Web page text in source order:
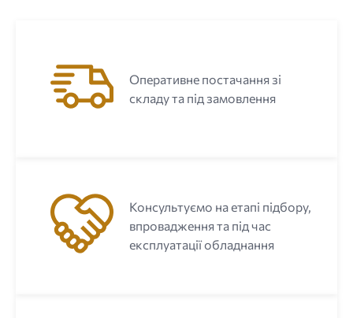
Оперативне постачання зі
складу та під замовлення
Консультуємо на етапі підбору,
впровадження та під час
експлуатації обладнання